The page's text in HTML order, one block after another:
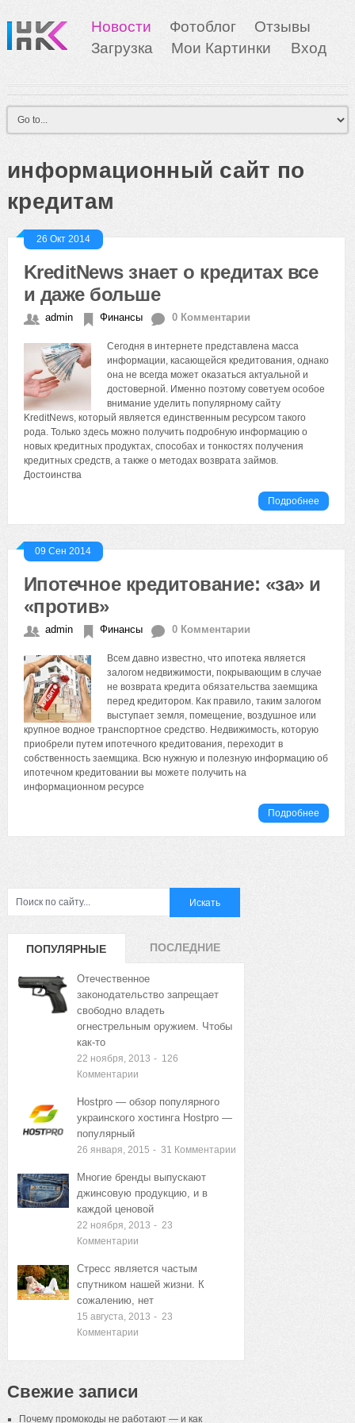
Новости Фотоблог
Отзывы
Загрузка
Мои Картинки Вход
информационный сайт по
кредитам
26 Окт 2014
KreditNews знает о кредитах все
и даже больше
admin Финансы 0 Комментарии
Сегодня в интернете представлена масса
информации, касающейся кредитования, однако
она не всегда может оказаться актуальной и
достоверной. Именно поэтому советуем особое
внимание уделить популярному сайту
KreditNews, который является единственным ресурсом такого
рода. Только здесь можно получить подробную информацию о
новых кредитных продуктах, способах и тонкостях получения
кредитных средств, а также о методах возврата займов.
Достоинства
Подробнее
09 Сен 2014
Ипотечное кредитование: «за» и
«против»
admin Финансы 0 Комментарии
Всем давно известно, что ипотека является
залогом недвижимости, покрывающим в случае
не возврата кредита обязательства заемщика
перед кредитором. Как правило, таким залогом
выступает земля, помещение, воздушное или
крупное водное транспортное средство. Недвижимость, которую
приобрели путем ипотечного кредитования, переходит в
собственность заемщика. Всю нужную и полезную информацию об
ипотечном кредитовании вы можете получить на
информационном ресурсе
Подробнее
ПОПУЛЯРНЫЕ
ЗАПИСИ
ПОСЛЕДНИЕ
Отечественное
законодательство запрещает
свободно владеть
огнестрельным оружием. Чтобы
как-то
22 ноября, 2013 - 126
Комментарии
Hostpro — обзор популярного
украинского хостинга Hostpro —
популярный
26 января, 2015 - 31 Комментарии
Многие бренды выпускают
джинсовую продукцию, и в
каждой ценовой
22 ноября, 2013 - 23
Комментарии
Стресс является частым
спутником нашей жизни. К
сожалению, нет
15 августа, 2013 - 23
Комментарии
Свежие записи
Почему промокоды не работают — и как